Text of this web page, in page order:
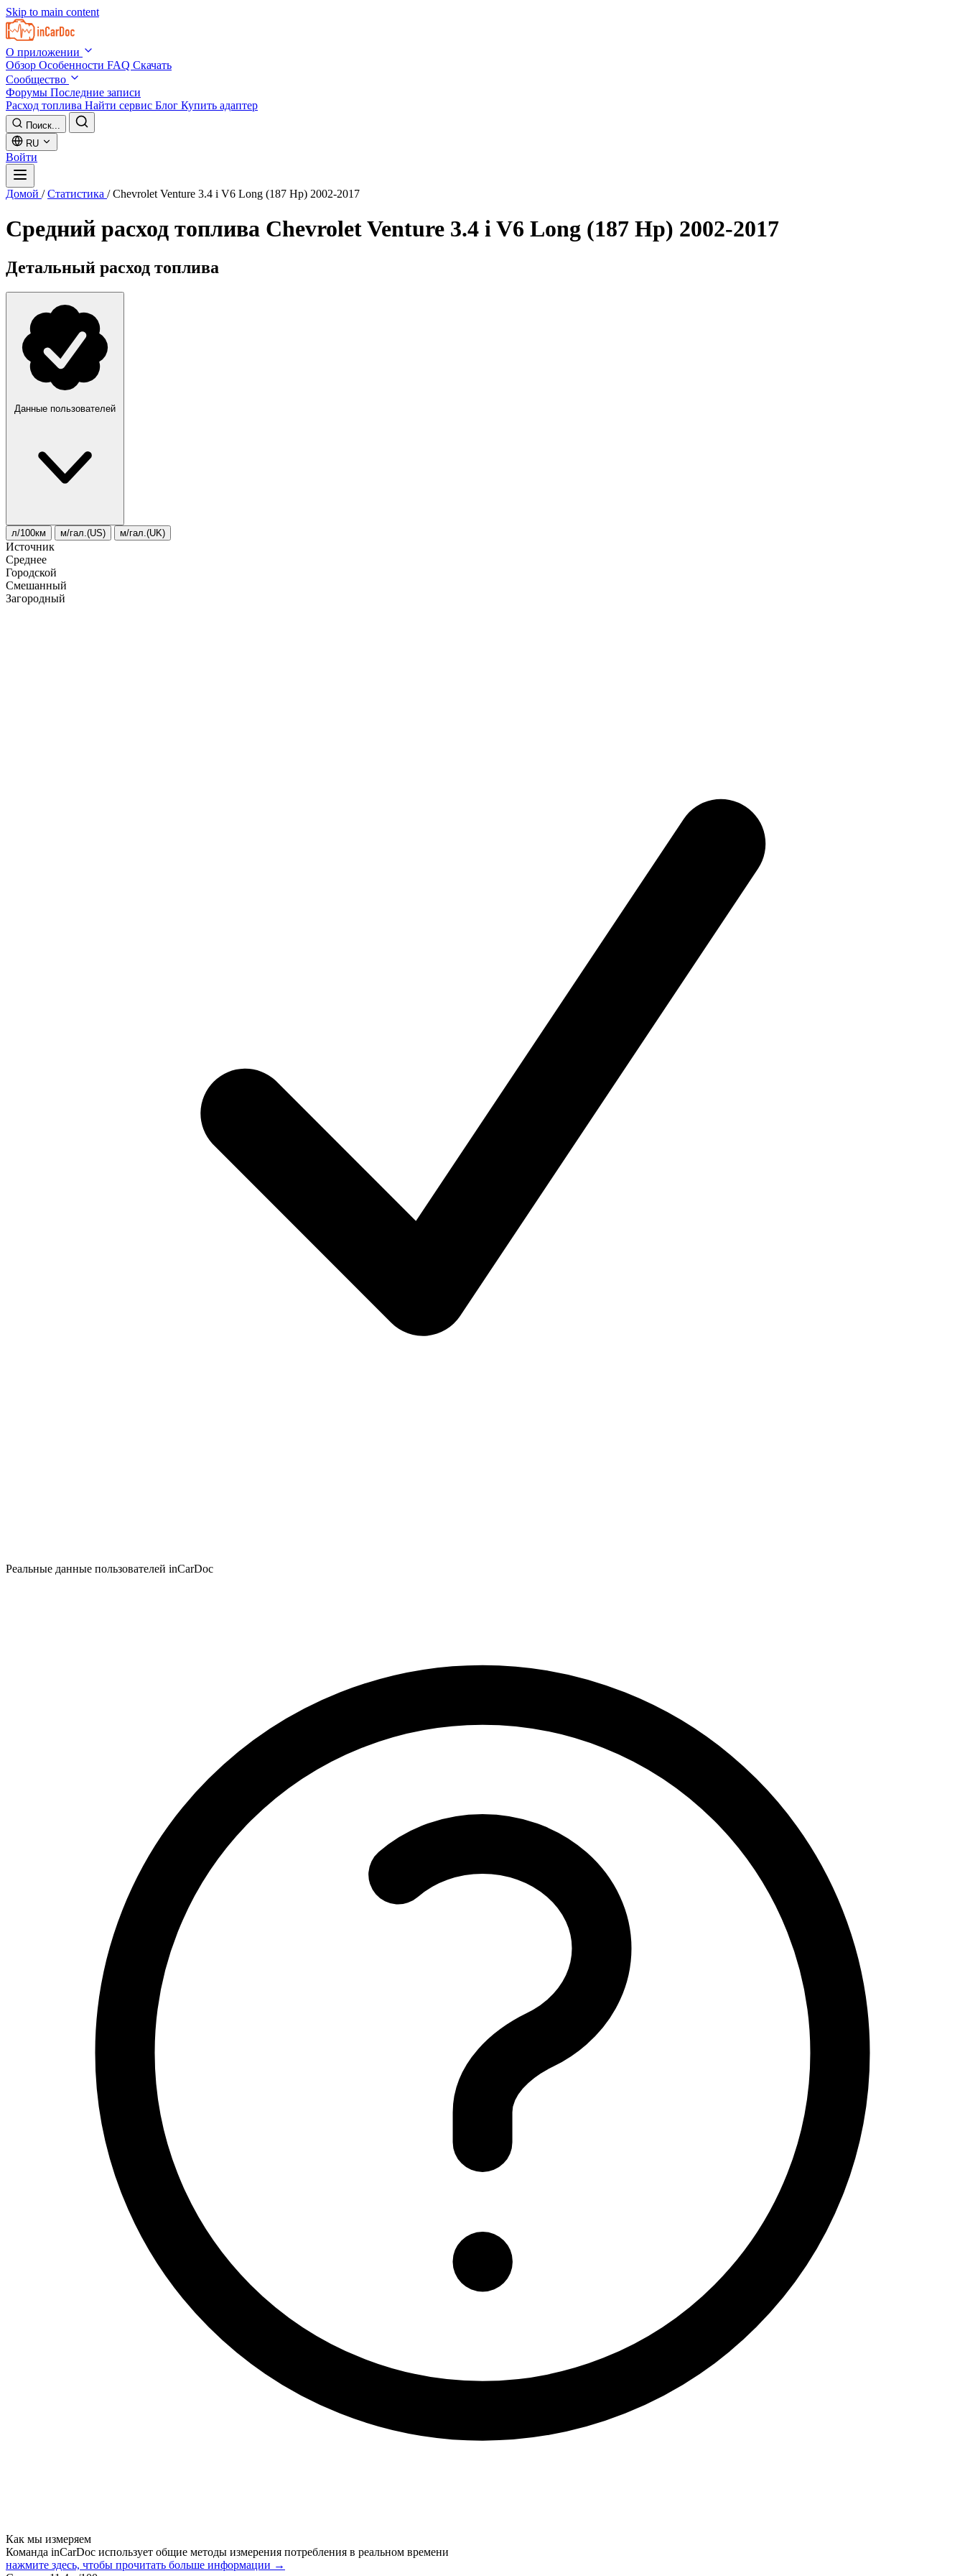
Skip to main content
О приложении
Обзор Особенности FAQ Скачать
Сообщество
Форумы Последние записи
Расход топлива Найти сервис Блог Купить адаптер
Поиск...
RU
Войти
Домой / Статистика / Chevrolet Venture 3.4 i V6 Long (187 Hp) 2002-2017
Средний расход топлива Chevrolet Venture 3.4 i V6 Long (187 Hp) 2002-2017
Детальный расход топлива
Данные пользователей
л/100км м/гал.(US) м/гал.(UK)
Источник
Среднее
Городской
Смешанный
Загородный
Реальные данные пользователей inCarDoc
Как мы измеряем
Команда inCarDoc использует общие методы измерения потребления в реальном времени
нажмите здесь, чтобы прочитать больше информации →